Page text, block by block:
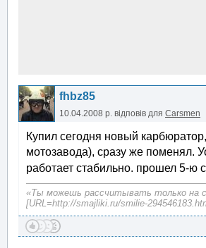
fhbz85
10.04.2008 р. відповів для Carsmen
Купил сегодня новый
мотозавода), сразу же поменял.
работает стабильно. прошел 5-ю
«Ты можешь рассчитывать только на
[URL=http://smajliki.ru/smilie-